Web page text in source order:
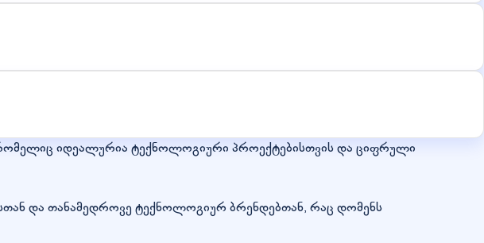
იდეალურია ტექნოლოგიური პროექტებისთვის და ციფრული
და თანამედროვე ტექნოლოგიურ ბრენდებთან, რაც დომენს